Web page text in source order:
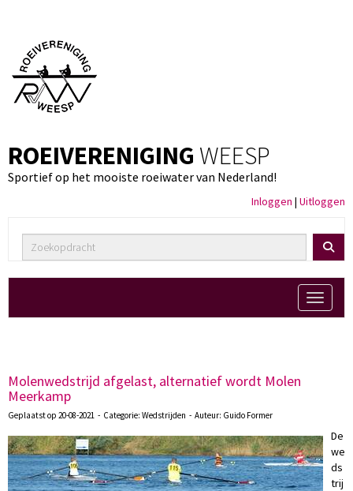
ROEIVERENIGING WEESP
Sportief op het mooiste roeiwater van Nederland!
Inloggen | Uitloggen
Toggle
Molenwedstrijd afgelast, alternatief wordt Molen
Meerkamp
Geplaatst op 20-08-2021 - Categorie: Wedstrijden - Auteur: Guido Former
De
we
ds
trij